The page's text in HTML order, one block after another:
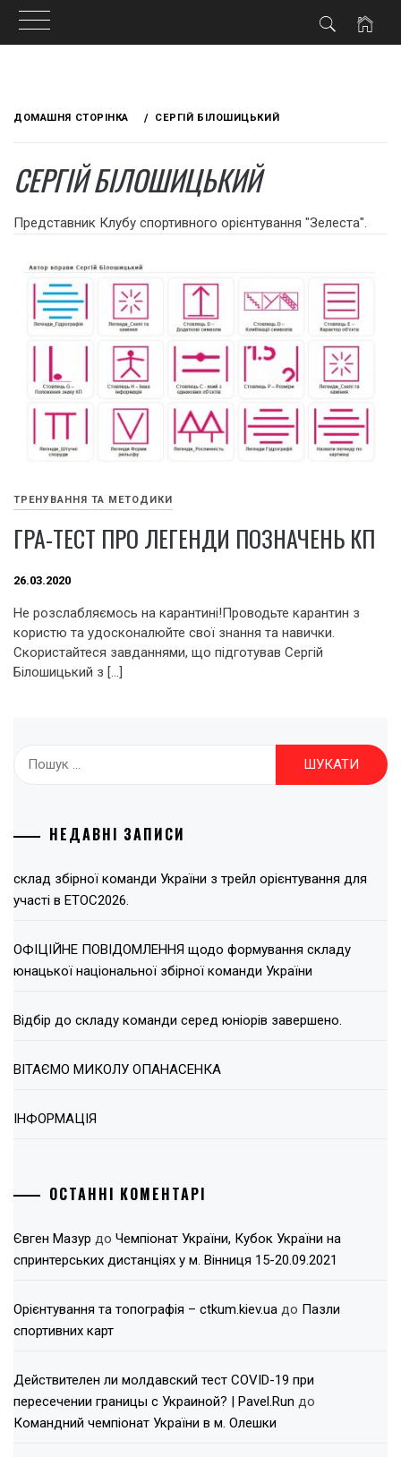
ДОМАШНЯ СТОРІНКА СЕРГІЙ БІЛОШИЦЬКИЙ
СЕРГІЙ БІЛОШИЦЬКИЙ
Представник Клубу спортивного орієнтування "Зелеста".
ТРЕНУВАННЯ ТА МЕТОДИКИ
ГРА-ТЕСТ ПРО ЛЕГЕНДИ ПОЗНАЧЕНЬ КП
26.03.2020
Не розслабляємось на карантині!Проводьте карантин з
користю та удосконалюйте свої знання та навички.
Скористайтеся завданнями, що підготував Сергій
Білошицький з […]
НЕДАВНІ ЗАПИСИ
склад збірної команди України з трейл орієнтування для
участі в ЕТОС2026.
ОФІЦІЙНЕ ПОВІДОМЛЕННЯ щодо формування складу
юнацької національної збірної команди України
Відбір до складу команди серед юніорів завершено.
ВІТАЄМО МИКОЛУ ОПАНАСЕНКА
ІНФОРМАЦІЯ
ОСТАННІ КОМЕНТАРІ
Євген Мазур до Чемпіонат України, Кубок України на
спринтерських дистанціях у м. Вінниця 15-20.09.2021
Орієнтування та топографія – ctkum.kiev.ua до Пазли
спортивних карт
Действителен ли молдавский тест COVID-19 при
пересечении границы с Украиной? | Pavel.Run до
Командний чемпіонат України в м. Олешки